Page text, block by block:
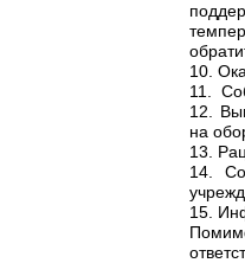
10.
11.
12.
на
13.
14.
15.